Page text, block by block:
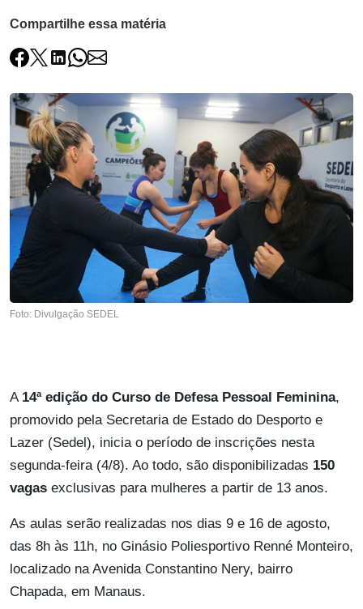
Compartilhe essa matéria
Foto: Divulgação SEDEL
A 14ª edição do Curso de Defesa Pessoal Feminina,
promovido pela Secretaria de Estado do Desporto e
Lazer (Sedel), inicia o período de inscrições nesta
segunda-feira (4/8). Ao todo, são disponibilizadas 150
vagas exclusivas para mulheres a partir de 13 anos.
As aulas serão realizadas nos dias 9 e 16 de agosto,
das 8h às 11h, no Ginásio Poliesportivo Renné Monteiro,
localizado na Avenida Constantino Nery, bairro
Chapada, em Manaus.